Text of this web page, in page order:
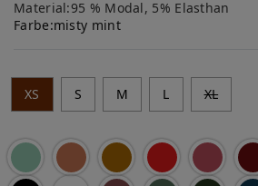
Material:95 % Modal, 5% Elasthan
Farbe:misty mint
XS S M L XL